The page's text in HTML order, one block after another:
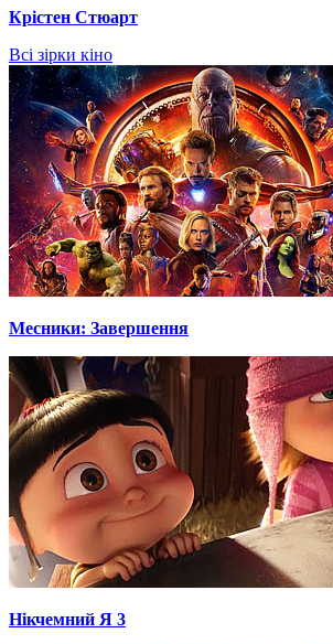
Крістен Стюарт
Всі зірки кіно
Месники: Завершення
Нікчемний Я 3